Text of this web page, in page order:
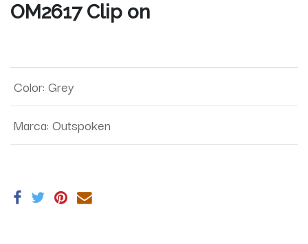
OM2617 Clip on
Color: Grey
Marca: Outspoken